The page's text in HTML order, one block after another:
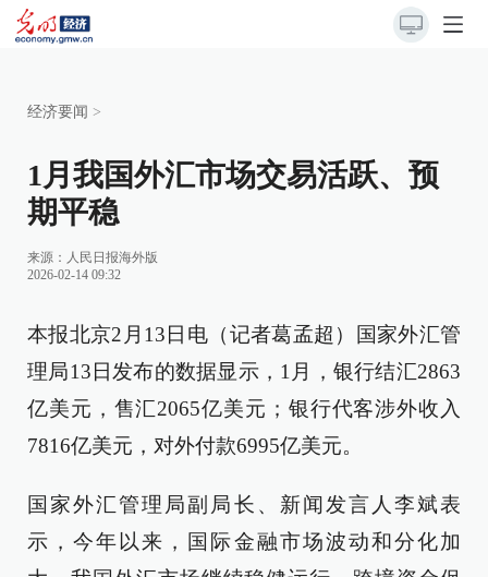
经济要闻 >
1月我国外汇市场交易活跃、预
期平稳
来源： 人民日报海外版
2026-02-14 09:32
本报北京2月13日电（记者葛孟超）国家外汇管
理局13日发布的数据显示，1月，银行结汇2863
亿美元，售汇2065亿美元；银行代客涉外收入
7816亿美元，对外付款6995亿美元。
国家外汇管理局副局长、新闻发言人李斌表
示，今年以来，国际金融市场波动和分化加